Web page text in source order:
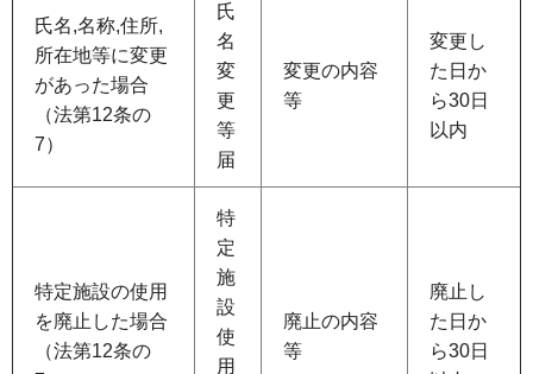
氏名,名称,住所,
所在地等に変更
があった場合
（法第12条の
7）
氏
名
変
更
等
届
変更の内容
等
変更し
た日か
ら30日
以内
特定施設の使用
を廃止した場合
（法第12条の
特
定
施
設
使
用
廃止の内容
等
廃止し
た日か
ら30日